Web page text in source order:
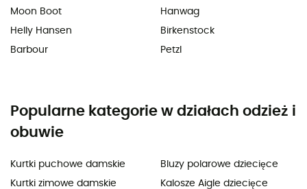
Moon Boot
Helly Hansen
Barbour
Hanwag
Birkenstock
Petzl
Popularne kategorie w działach odzież i
obuwie
Kurtki puchowe damskie
Kurtki zimowe damskie
Bluzy polarowe dziecięce
Kalosze Aigle dziecięce